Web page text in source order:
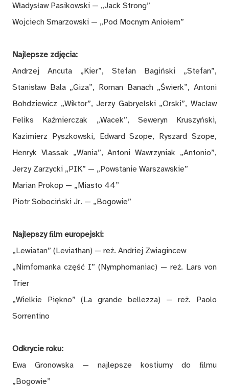
Władysław Pasikowski — „Jack Strong”
Wojciech Smarzowski — „Pod Mocnym Aniołem”
Najlepsze zdjęcia:
Andrzej Ancuta „Kier”, Stefan Bagiński „Stefan”,
Stanisław Bala „Giza”, Roman Banach „Świerk”, Antoni
Bohdziewicz „Wiktor”, Jerzy Gabryelski „Orski”, Wacław
Feliks Kaźmierczak „Wacek”, Seweryn Kruszyński,
Kazimierz Pyszkowski, Edward Szope, Ryszard Szope,
Henryk Vlassak „Wania”, Antoni Wawrzyniak „Antonio”,
Jerzy Zarzycki „PIK” — „Powstanie Warszawskie”
Marian Prokop — „Miasto 44”
Piotr Sobociński Jr. — „Bogowie”
Najlepszy ﬁlm europejski:
„Lewiatan” (Leviathan) — reż. Andriej Zwiagincew
„Nimfomanka część I” (Nymphomaniac) — reż. Lars von
Trier
„Wielkie Piękno” (La grande bellezza) — reż. Paolo
Sorrentino
Odkrycie roku:
Ewa Gronowska — najlepsze kostiumy do ﬁlmu
„Bogowie”